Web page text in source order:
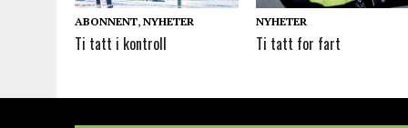
ABONNENT, NYHETER
Ti tatt i kontroll
NYHETER
Ti tatt for fart